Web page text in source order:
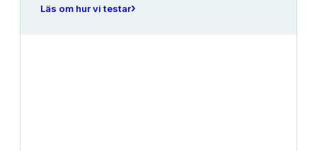
Läs om hur vi testar›